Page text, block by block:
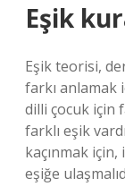
Eşik
Eşik teorisi,
farkı anlamak
dilli çocuk için
farklı eşik
kaçınmak
eşiğe